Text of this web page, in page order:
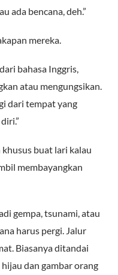
ada bencana, deh.”
mereka.
bahasa Inggris,
atau mengungsikan.
dari tempat yang
buat lari kalau
membayangkan
gempa, tsunami, atau
harus pergi. Jalur
Biasanya ditandai
dan gambar orang